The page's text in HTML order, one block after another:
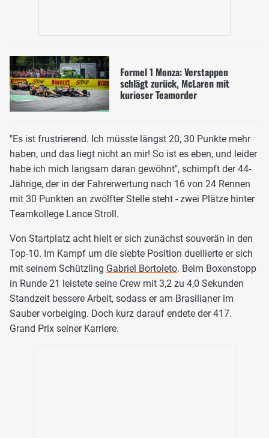
Formel 1 Monza: Verstappen
schlägt zurück, McLaren mit
kurioser Teamorder
"Es ist frustrierend. Ich müsste längst 20, 30 Punkte mehr
haben, und das liegt nicht an mir! So ist es eben, und leider
habe ich mich langsam daran gewöhnt", schimpft der 44-
Jährige, der in der Fahrerwertung nach 16 von 24 Rennen
mit 30 Punkten an zwölfter Stelle steht - zwei Plätze hinter
Teamkollege Lance Stroll.
Von Startplatz acht hielt er sich zunächst souverän in den
Top-10. Im Kampf um die siebte Position duellierte er sich
mit seinem Schützling Gabriel Bortoleto. Beim Boxenstopp
in Runde 21 leistete seine Crew mit 3,2 zu 4,0 Sekunden
Standzeit bessere Arbeit, sodass er am Brasilianer im
Sauber vorbeiging. Doch kurz darauf endete der 417.
Grand Prix seiner Karriere.